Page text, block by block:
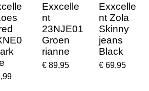
Exxcelle
nt
23NJE01
Groen
rianne
€ 89,95
Exxcelle
nt Zola
Skinny
jeans
Black
€ 69,95